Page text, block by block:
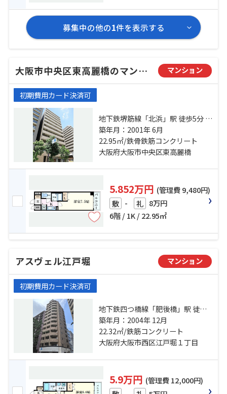
募集中の他の1件を表示する
大阪市中央区東高麗橋のマンション マンション
初期費用カード決済可
地下鉄堺筋線「北浜」駅 徒歩5分 地
下鉄谷町線「天満橋」駅 徒歩9分 京
阪電鉄中之島線「なにわ橋」駅 徒
歩10分
築年月：2001年 6月
22.95㎡/鉄骨鉄筋コンクリート
大阪府大阪市中央区東高麗橋
5.852万円 (管理費 9,480円)
敷 - 礼 8万円
6階 / 1K / 22.95㎡
アスヴェル江戸堀 マンション
初期費用カード決済可
地下鉄四つ橋線「肥後橋」駅 徒歩5
分 地下鉄御堂筋線「淀屋橋」駅 徒
歩10分 地下鉄御堂筋線「本町」
駅 徒歩9分
築年月：2004年 12月
22.32㎡/鉄筋コンクリート
大阪府大阪市西区江戸堀１丁目
5.9万円 (管理費 12,000円)